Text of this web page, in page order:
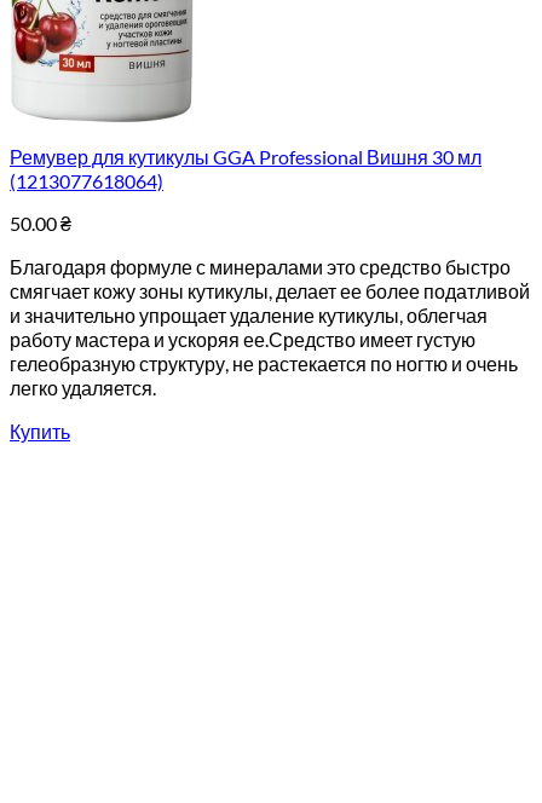
Ремувер для кутикулы GGA Professional Вишня 30 мл
(1213077618064)
50.00₴
Благодаря формуле с минералами это средство быстро
смягчает кожу зоны кутикулы, делает ее более податливой
и значительно упрощает удаление кутикулы, облегчая
работу мастера и ускоряя ее.Средство имеет густую
гелеобразную структуру, не растекается по ногтю и очень
легко удаляется.
Купить